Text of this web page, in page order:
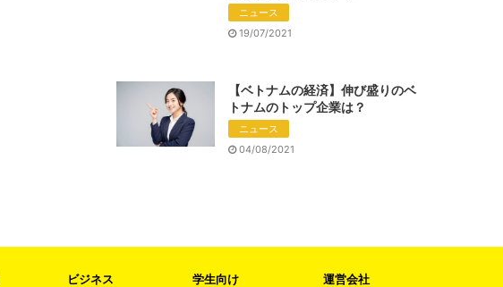
ニュース
19/07/2021
【ベトナムの経済】伸び盛りのベ
トナムのトップ企業は？
ニュース
04/08/2021
ビジネス 学生向け 運営会社